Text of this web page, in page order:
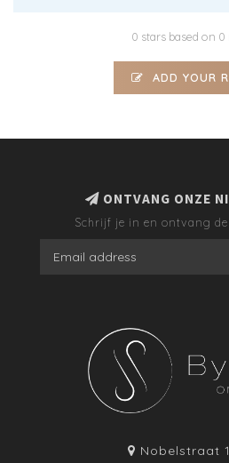
0 stars based on 0
ADD YOUR
ONTVANG ONZE
Schrijf je in en ontvang
Nobelstraat